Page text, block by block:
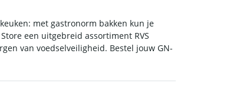
met gastronorm bakken kun je
een uitgebreid assortiment RVS
van voedselveiligheid. Bestel jouw GN-